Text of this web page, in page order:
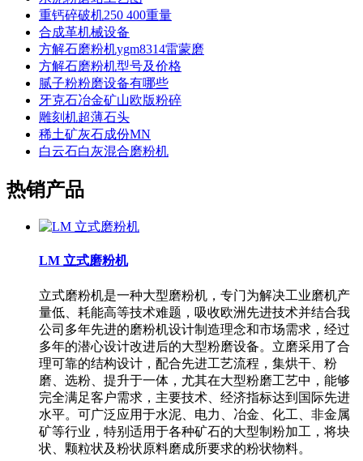
重钙碎破机250 400重量
合成革机械设备
方解石磨粉机ygm8314雷蒙磨
方解石磨粉机型号及价格
腻子粉粉磨设备有哪些
牙克石冶金矿山欧版粉碎
雕刻机超薄石头
稀土矿灰石成份MN
白云石白灰混合磨粉机
热销产品
LM 立式磨粉机
立式磨粉机是一种大型磨粉机，专门为解决工业磨机产
量低、耗能高等技术难题，吸收欧洲先进技术并结合我
公司多年先进的磨粉机设计制造理念和市场需求，经过
多年的潜心设计改进后的大型粉磨设备。立磨采用了合
理可靠的结构设计，配合先进工艺流程，集烘干、粉
磨、选粉、提升于一体，尤其在大型粉磨工艺中，能够
完全满足客户需求，主要技术、经济指标达到国际先进
水平。可广泛应用于水泥、电力、冶金、化工、非金属
矿等行业，特别适用于各种矿石的大型制粉加工，将块
状、颗粒状及粉状原料磨成所要求的粉状物料。